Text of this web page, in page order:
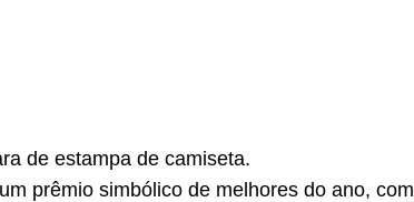
de estampa de camiseta.
prêmio simbólico de melhores do ano, com